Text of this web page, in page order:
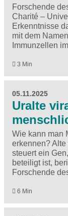
Forschende
Charité –
Erkenntnisse
mit dem
Immunzellen
3 Min
05.11.2025
Uralte
Wie kann man
erkennen?
steuert ein
beteiligt ist,
Forschende
6 Min